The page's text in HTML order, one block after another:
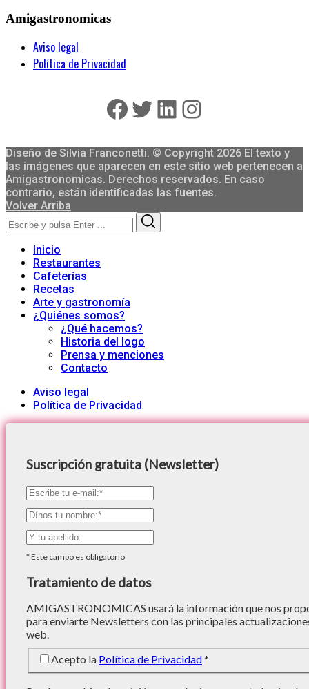
Amigastronomicas
Aviso legal
Política de Privacidad
Facebook
Twitter
LinkedIn
Instagram
Diseño de Silvia Franconetti. © Copyright 2026 El texto y
las imágenes que aparecen en este sitio web pertenecen a
Amigastronomicas. Derechos reservados. En caso
contrario, están identificadas las fuentes.
Volver Arriba
Search
for:
Inicio
Restaurantes
Cafeterías
Recetas
Arte y gastronomía
¿Quiénes somos?
¿Qué hacemos?
Historia del logo
Prensa y menciones
Contacto
Aviso legal
Política de Privacidad
Suscripción gratuita (Newsletter)
*Este campo es obligatorio
Tratamiento de datos
AMIGASTRONOMICAS usará la información que nos
para enviarte Newsletters con las principales
web.
Acepto la Política de Privacidad*